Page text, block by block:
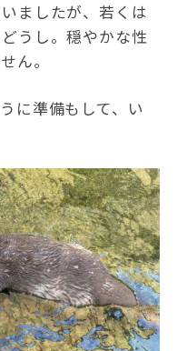
ましたが、若くは
うし。穏やかな性
ん。
に準備もして、い